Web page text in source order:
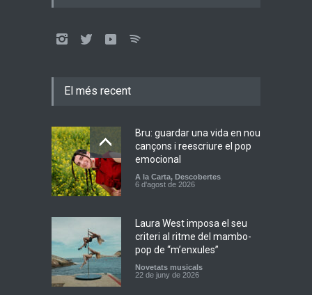
El més recent
Bru: guardar una vida en nou
cançons i reescriure el pop
emocional
A la Carta, Descobertes
6 d'agost de 2026
Laura West imposa el seu
criteri al ritme del mambo-
pop de “m’enxules”
Novetats musicals
22 de juny de 2026